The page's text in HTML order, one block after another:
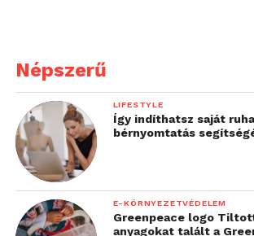
Népszerű
LIFESTYLE
Így indíthatsz saját
bérnyomtatás
E-KÖRNYEZETVÉDELEM
Greenpeace logo
anyagokat talált a